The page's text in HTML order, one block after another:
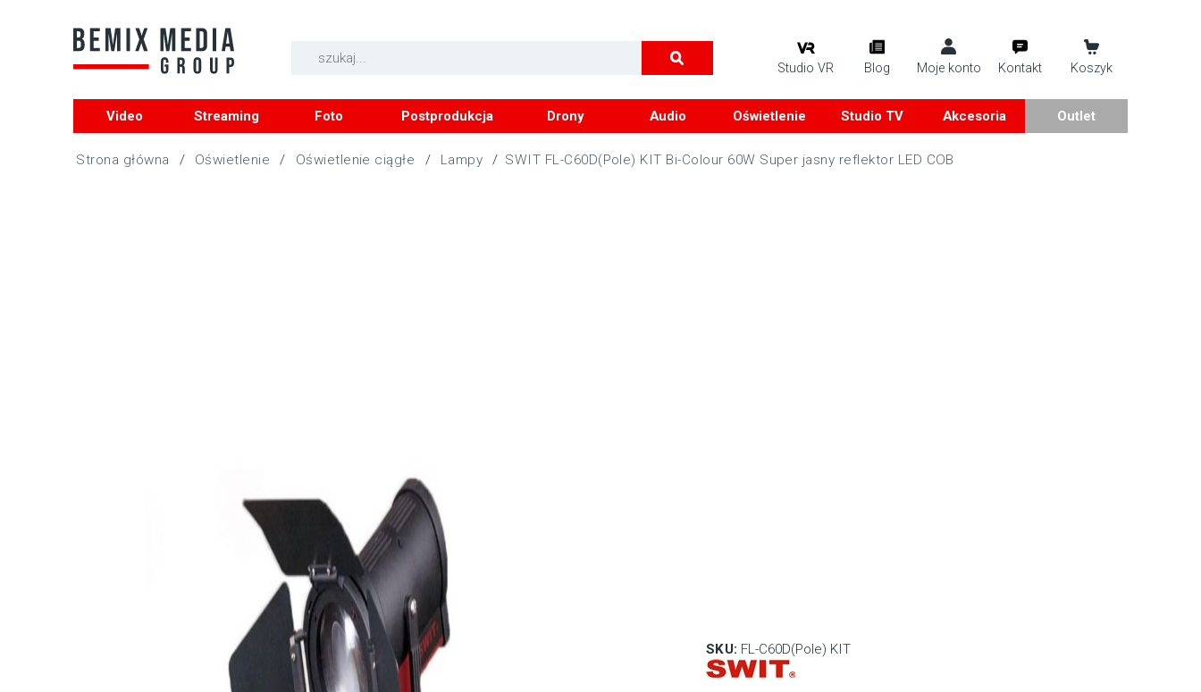
Studio VR Blog Moje konto Kontakt Koszyk
Video Streaming Foto Postprodukcja Drony Audio Oświetlenie Studio TV Akcesoria Outlet
/ Oświetlenie / Oświetlenie ciągłe / Lampy / SWIT FL-C60D(Pole) KIT Bi-Colour 60W Super jasny reflektor LED COB
SKU: FL-C60D(Pole) KIT